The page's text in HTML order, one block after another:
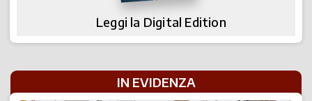
Leggi la Digital Edition
IN EVIDENZA